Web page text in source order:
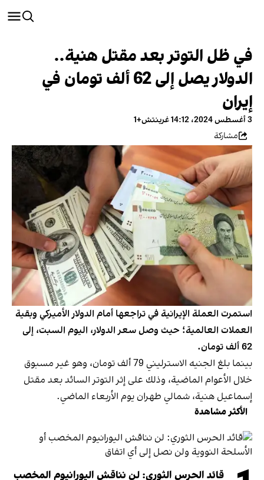
في ظل التوتر بعد مقتل هنية..
الدولار يصل إلى 62 ألف تومان في
إيران
3 أغسطس 2024، 14:12 غرينتش+1
مشاركة
استمرت العملة الإيرانية في تراجعها أمام الدولار الأميركي وبقية
العملات العالمية؛ حيث وصل سعر الدولار، اليوم السبت، إلى
62 ألف تومان.
بينما بلغ الجنيه الاسترليني 79 ألف تومان، وهو غير مسبوق
خلال الأعوام الماضية، وذلك على إثر التوتر السائد بعد مقتل
إسماعيل هنية، شمالي طهران يوم الأربعاء الماضي.
الأكثر مشاهدة
قائد الحرس الثوري: لن نناقش اليورانيوم المخصب